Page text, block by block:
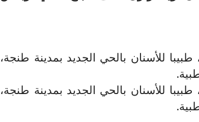
للأسنان بالحي الجديد بمدينة طنجة،
للأسنان بالحي الجديد بمدينة طنجة،